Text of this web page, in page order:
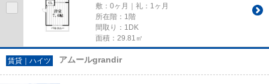
敷：0ヶ月｜礼：1ヶ月
所在階：1階
間取り：1DK
面積：29.81㎡
賃貸｜ハイツ アムールgrandir